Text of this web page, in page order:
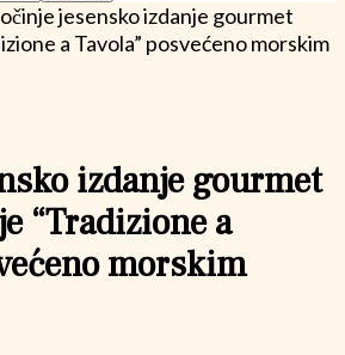
jesensko izdanje gourmet
a Tavola” posvećeno morskim
izdanje gourmet
“Tradizione a
morskim